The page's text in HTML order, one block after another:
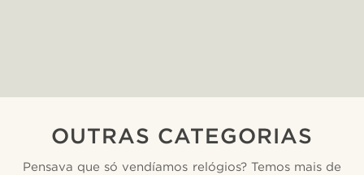
OUTRAS CATEGORIAS
Pensava que só vendíamos relógios? Temos mais de